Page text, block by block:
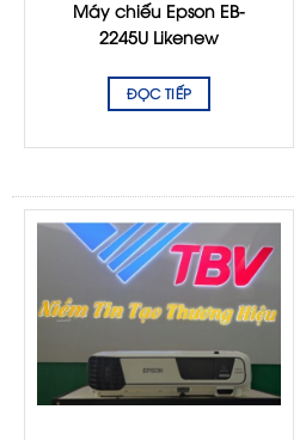
Máy chiếu Epson EB-
2245U Likenew
ĐỌC TIẾP